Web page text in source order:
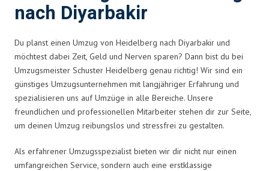
nach Diyarbakir
Du planst einen Umzug von Heidelberg nach Diyarbakir und
möchtest dabei Zeit, Geld und Nerven sparen? Dann bist du bei
Umzugsmeister Schuster Heidelberg genau richtig! Wir sind ein
günstiges Umzugsunternehmen mit langjähriger Erfahrung und
spezialisieren uns auf Umzüge in alle Bereiche. Unsere
freundlichen und professionellen Mitarbeiter stehen dir zur Seite,
um deinen Umzug reibungslos und stressfrei zu gestalten.
Als erfahrener Umzugsspezialist bieten wir dir nicht nur einen
umfangreichen Service, sondern auch eine erstklassige